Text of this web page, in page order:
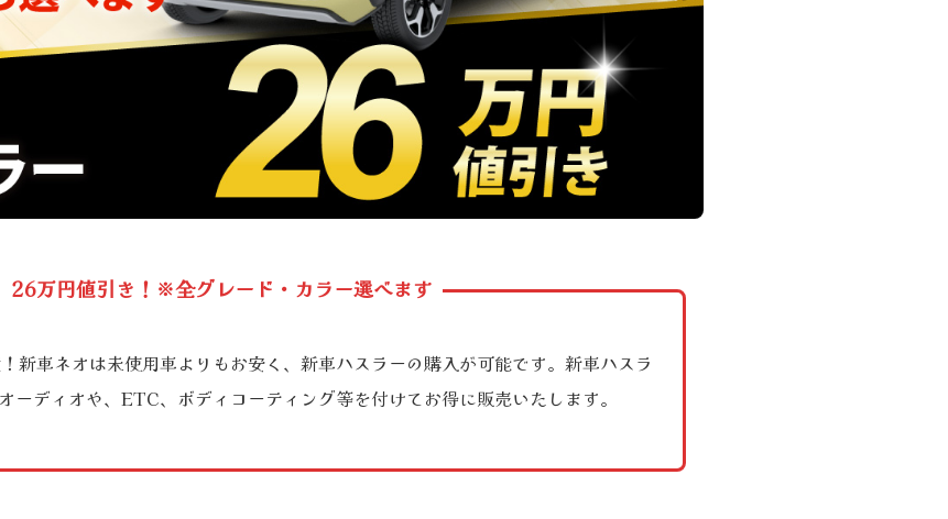
万円値引き！※全グレード・カラー選べます
新車ネオは未使用車よりもお安く、新車ハスラーの購入が可能です。新車ハスラ
ーディオや、ETC、ボディコーティング等を付けてお得に販売いたします。